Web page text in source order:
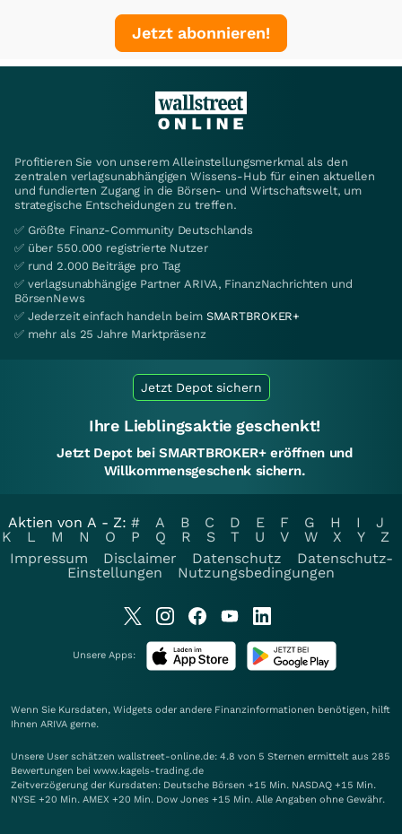
Jetzt abonnieren!
Profitieren Sie von unserem Alleinstellungsmerkmal als den
zentralen verlagsunabhängigen Wissens-Hub für einen aktuellen
und fundierten Zugang in die Börsen- und Wirtschaftswelt, um
strategische Entscheidungen zu treffen.
✅ Größte Finanz-Community Deutschlands
✅ über 550.000 registrierte Nutzer
✅ rund 2.000 Beiträge pro Tag
✅ verlagsunabhängige Partner ARIVA, FinanzNachrichten und
BörsenNews
✅ Jederzeit einfach handeln beim SMARTBROKER+
✅ mehr als 25 Jahre Marktpräsenz
Jetzt Depot sichern
Ihre Lieblingsaktie geschenkt!
Jetzt Depot bei SMARTBROKER+ eröffnen und
Willkommensgeschenk sichern.
Aktien von A - Z: # A B C D E F G H I
J
K
L M N O P Q R S T U V W X Y
Z
Impressum
Disclaimer Datenschutz
Datenschutz-
Einstellungen
Nutzungsbedingungen
Unsere Apps:
Wenn Sie Kursdaten, Widgets oder andere Finanzinformationen benötigen, hilft
Ihnen ARIVA gerne.
Unsere User schätzen wallstreet-online.de: 4.8 von 5 Sternen ermittelt aus 285
Bewertungen bei www.kagels-trading.de
Zeitverzögerung der Kursdaten: Deutsche Börsen +15 Min. NASDAQ +15 Min.
NYSE +20 Min. AMEX +20 Min. Dow Jones +15 Min. Alle Angaben ohne Gewähr.